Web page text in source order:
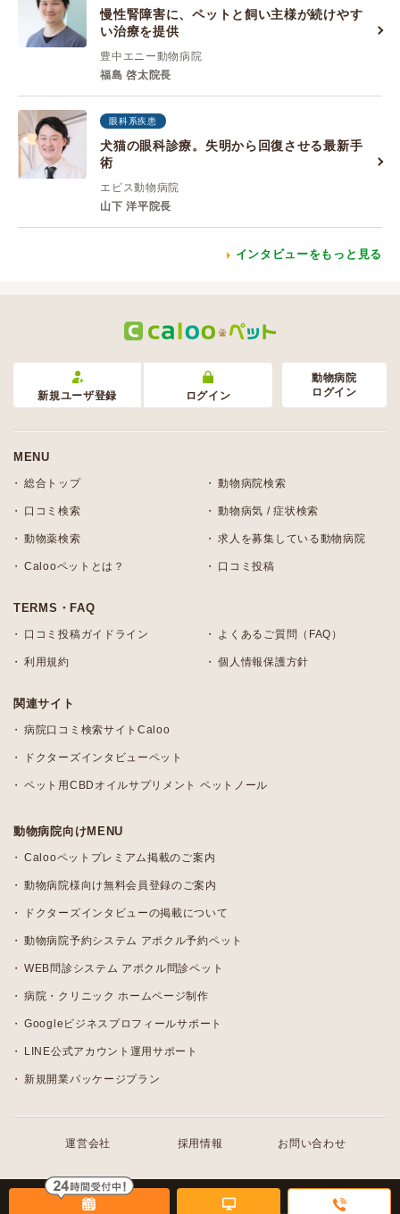
慢性腎障害に、ペットと飼い主様が続けやす
い治療を提供
豊中エニー動物病院
福島 啓太院長
眼科系疾患
犬猫の眼科診療。失明から回復させる最新手
術
エビス動物病院
山下 洋平院長
インタビューをもっと見る
新規ユーザ登録 ログイン
動物病院
ログイン
MENU
総合トップ 動物病院検索
口コミ検索 動物病気 / 症状検索
動物薬検索 求人を募集している動物病院
Calooペットとは？ 口コミ投稿
TERMS・FAQ
口コミ投稿ガイドライン よくあるご質問（FAQ）
利用規約 個人情報保護方針
関連サイト
病院口コミ検索サイトCaloo
ドクターズインタビューペット
ペット用CBDオイルサプリメント ペットノール
動物病院向けMENU
Calooペットプレミアム掲載のご案内
動物病院様向け無料会員登録のご案内
ドクターズインタビューの掲載について
動物病院予約システム アポクル予約ペット
WEB問診システム アポクル問診ペット
病院・クリニック ホームページ制作
Googleビジネスプロフィールサポート
LINE公式アカウント運用サポート
新規開業パッケージプラン
運営会社 採用情報 お問い合わせ